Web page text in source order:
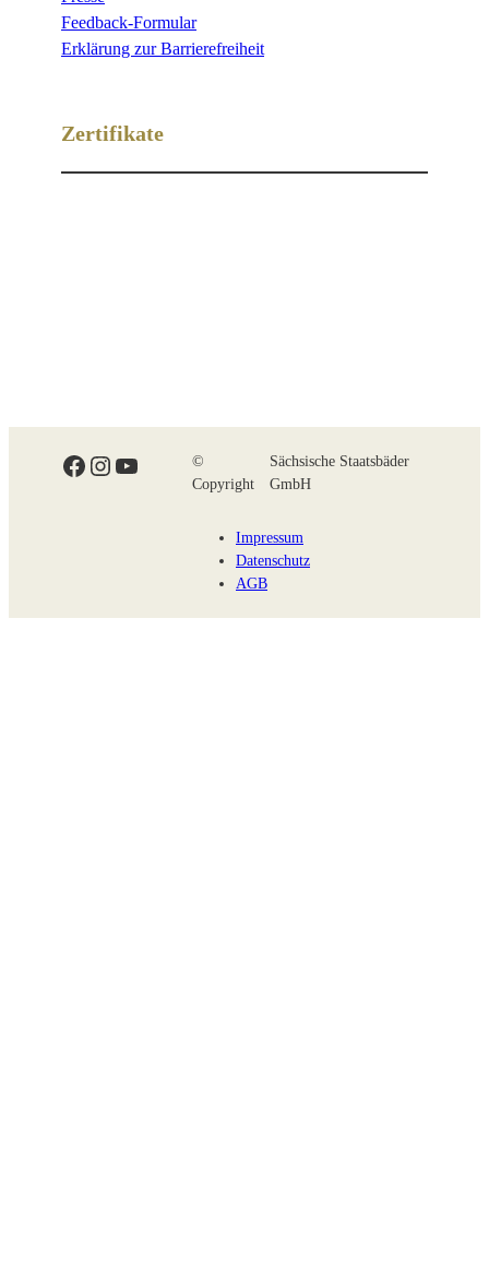
Feedback-Formular
Erklärung zur Barrierefreiheit
Zertifikate
Facebook
Instagram
YouTube
©
Copyright
Sächsische Staatsbäder
GmbH
Impressum
Datenschutz
AGB